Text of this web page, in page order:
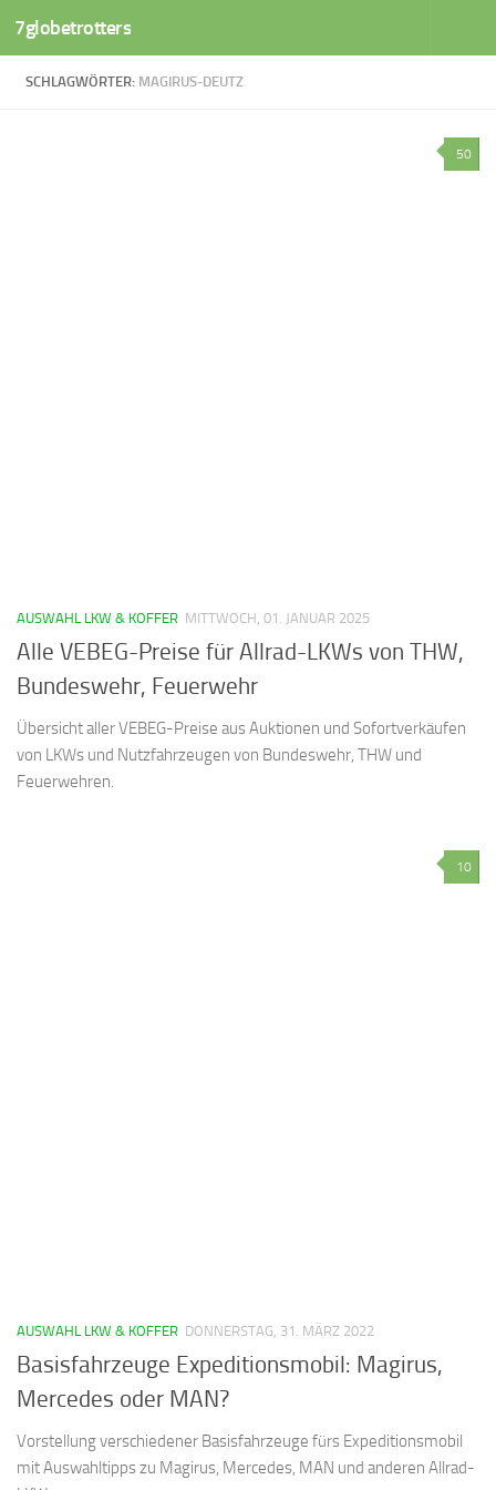
Zum Inhalt springen
7globetrotters
SCHLAGWÖRTER: MAGIRUS-DEUTZ
50
AUSWAHL LKW & KOFFER MITTWOCH, 01. JANUAR 2025
Alle VEBEG-Preise für Allrad-LKWs von THW,
Bundeswehr, Feuerwehr
Übersicht aller VEBEG-Preise aus Auktionen und Sofortverkäufen
von LKWs und Nutzfahrzeugen von Bundeswehr, THW und
Feuerwehren.
10
AUSWAHL LKW & KOFFER DONNERSTAG, 31. MÄRZ 2022
Basisfahrzeuge Expeditionsmobil: Magirus,
Mercedes oder MAN?
Vorstellung verschiedener Basisfahrzeuge fürs Expeditionsmobil
mit Auswahltipps zu Magirus, Mercedes, MAN und anderen Allrad-